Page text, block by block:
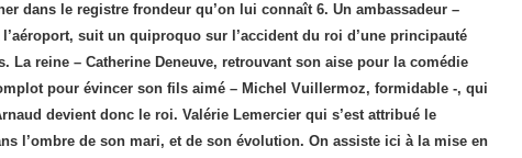
dans le registre frondeur qu’on lui connaît 6. Un ambassadeur –
suit un quiproquo sur l’accident du roi d’une principauté
La reine – Catherine Deneuve, retrouvant son aise pour la comédie
pour évincer son fils aimé – Michel Vuillermoz, formidable -, qui
devient donc le roi. Valérie Lemercier qui s’est attribué le
l’ombre de son mari, et de son évolution. On assiste ici à la mise en